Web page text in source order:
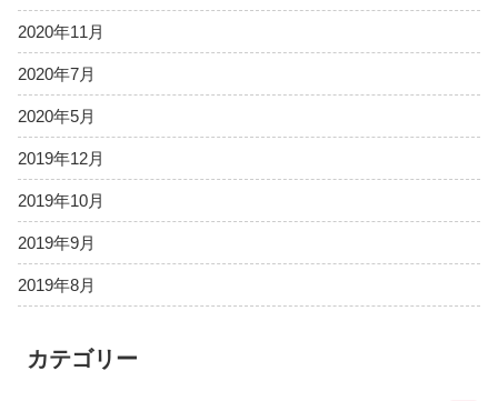
2020年11月
2020年7月
2020年5月
2019年12月
2019年10月
2019年9月
2019年8月
カテゴリー